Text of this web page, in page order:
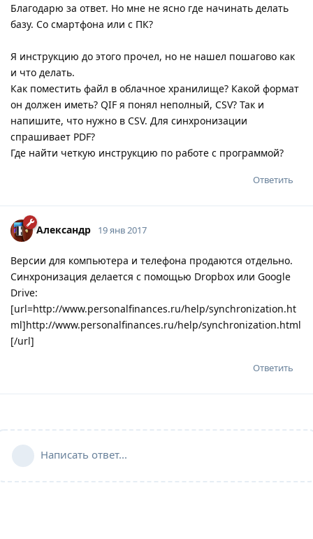
Благодарю за ответ. Но мне не ясно где начинать делать
базу. Со смартфона или с ПК?
Я инструкцию до этого прочел, но не нашел пошагово как
и что делать.
Как поместить файл в облачное хранилище? Какой формат
он должен иметь? QIF я понял неполный, CSV? Так и
напишите, что нужно в CSV. Для синхронизации
спрашивает PDF?
Где найти четкую инструкцию по работе с программой?
Ответить
Александр 19 янв 2017
Версии для компьютера и телефона продаются отдельно.
Синхронизация делается с помощью Dropbox или Google
Drive:
[url=http://www.personalfinances.ru/help/synchronization.ht
ml]http://www.personalfinances.ru/help/synchronization.html
[/url]
Ответить
Написать ответ...